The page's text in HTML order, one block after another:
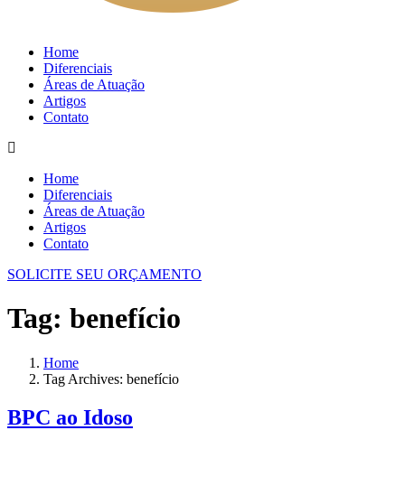
Home
Diferenciais
Áreas de Atuação
Artigos
Contato
Home
Diferenciais
Áreas de Atuação
Artigos
Contato
SOLICITE SEU ORÇAMENTO
Tag: benefício
Home
Tag Archives: benefício
BPC ao Idoso